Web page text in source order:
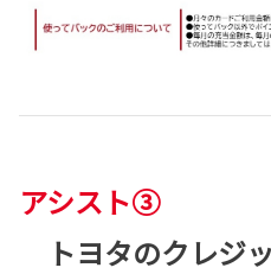
アシスト③
トヨタのクレジ